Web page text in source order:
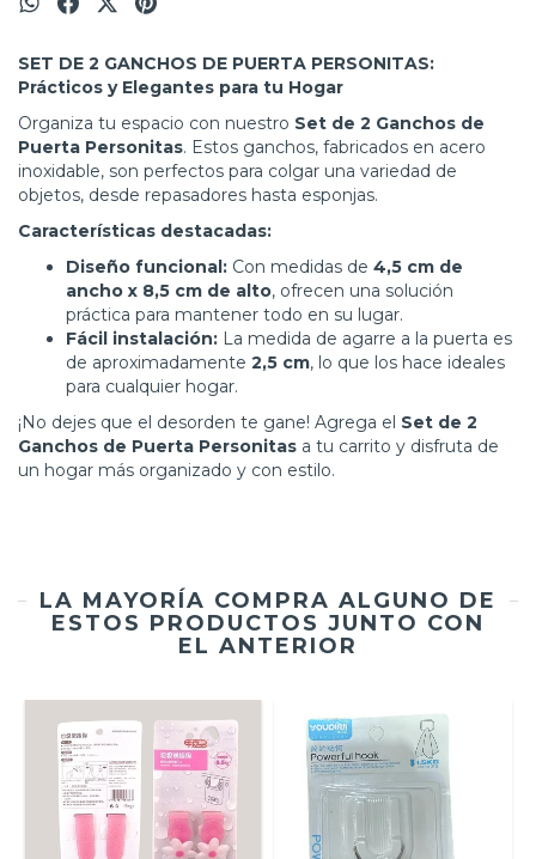
SET DE 2 GANCHOS DE PUERTA PERSONITAS:
Prácticos y Elegantes para tu Hogar
Organiza tu espacio con nuestro Set de 2 Ganchos de
Puerta Personitas. Estos ganchos, fabricados en acero
inoxidable, son perfectos para colgar una variedad de
objetos, desde repasadores hasta esponjas.
Características destacadas:
Diseño funcional: Con medidas de 4,5 cm de
ancho x 8,5 cm de alto, ofrecen una solución
práctica para mantener todo en su lugar.
Fácil instalación: La medida de agarre a la puerta es
de aproximadamente 2,5 cm, lo que los hace ideales
para cualquier hogar.
¡No dejes que el desorden te gane! Agrega el Set de 2
Ganchos de Puerta Personitas a tu carrito y disfruta de
un hogar más organizado y con estilo.
LA MAYORÍA COMPRA ALGUNO DE
ESTOS PRODUCTOS JUNTO CON
EL ANTERIOR